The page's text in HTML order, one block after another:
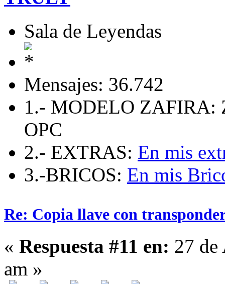
Sala de Leyendas
Mensajes: 36.742
1.- MODELO ZAFIRA:
OPC
2.- EXTRAS: En mis
3.-BRICOS: En mis
Re: Copia llave con
« Respuesta #11 en: 27
am »